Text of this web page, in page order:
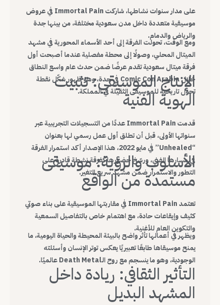
على مدار سنوات نشاطها، شاركت Immortal Pain في عروض
موسيقية متعددة داخل مدن سعودية مختلفة، من بينها جدة
والرياض والدمام.
ومع الوقت، تحولت الفرقة إلى أحد الأسماء المحورية في مشهد
الميتال المحلي، وصولًا إلى محطة مفصلية عندما أصبحت أول
فرقة ميتال سعودية تقدم عرضًا ضمن حدث عام واسع النطاق
خلال Comic Con Arabia في جدة، وهو ظهور شكّل نقطة
تحول تاريخية للموسيقى الثقيلة في المملكة.
الإنتاج الموسيقي: تثبيت
الهوية الفنية
قدمت Immortal Pain عددًا من التسجيلات التجريبية عبر
سنواتها الأولى، قبل أن تطلق أول عمل رسمي لها بعنوان
“Unhealed” في مايو 2022، هذا الإصدار أكد استمرار الفرقة
في مسارها الفني، ورسّخ حضورها كفرقة نشطة قادرة على
التطور والاستمرار ضمن مشهد سريع التغير.
الأسلوب والرؤية: موسيقى
مستمدة من الواقع
تعتمد Immortal Pain في مقاربتها الموسيقية على بناء صوتي
كثيف وإيقاعات حادة، مع اهتمام خاص بالتفاصيل السمعية
والتكوين العام للأغنية.
ويظهر في أعمالها تأثر واضح بالبيئة المحيطة والحياة اليومية، ما
يمنح موسيقاها طابعًا تعبيريًا يعكس توتر الإنسان وأسئلته
الوجودية، وهو ما ينسجم مع روح الـDeath Metal عالميًا.
التأثير الثقافي: ريادة داخل
المشهد البديل